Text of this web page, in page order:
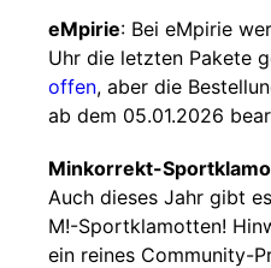
eMpirie: Bei eMpirie
Uhr die letzten Pakete
offen, aber die
ab dem 05.01.2026
Minkorrekt-
Auch dieses Jahr gibt
M!-Sportklamotten!
ein reines Community-